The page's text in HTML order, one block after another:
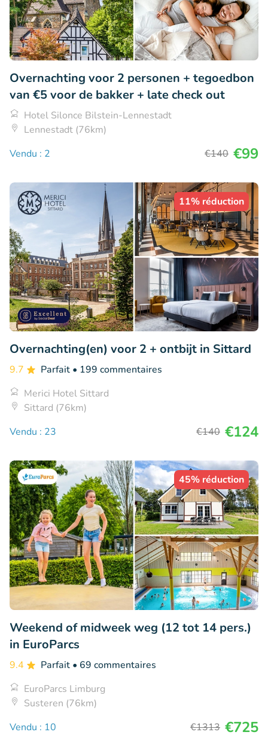
Overnachting voor 2 personen + tegoedbon
van €5 voor de bakker + late check out
Hotel Silonce Bilstein-Lennestadt
Lennestadt (76km)
Vendu : 2
€140 €99
11% réduction
Overnachting(en) voor 2 + ontbijt in Sittard
9.7 Parfait • 199 commentaires
Merici Hotel Sittard
Sittard (76km)
Vendu : 23
€140 €124
45% réduction
Weekend of midweek weg (12 tot 14 pers.)
in EuroParcs
9.4 Parfait • 69 commentaires
EuroParcs Limburg
Susteren (76km)
Vendu : 10
€1313 €725